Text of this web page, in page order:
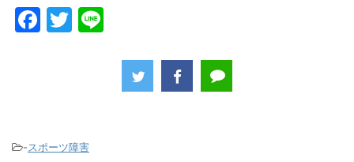
F
o
T
-スポーツ障害